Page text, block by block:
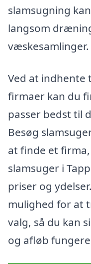
slamsugning
langsom
væskesamlinger.
Ved at indhente
firmaer kan du
passer bedst til
Besøg
at finde et
slamsuger i
priser og
mulighed for at
valg, så du kan
og afløb